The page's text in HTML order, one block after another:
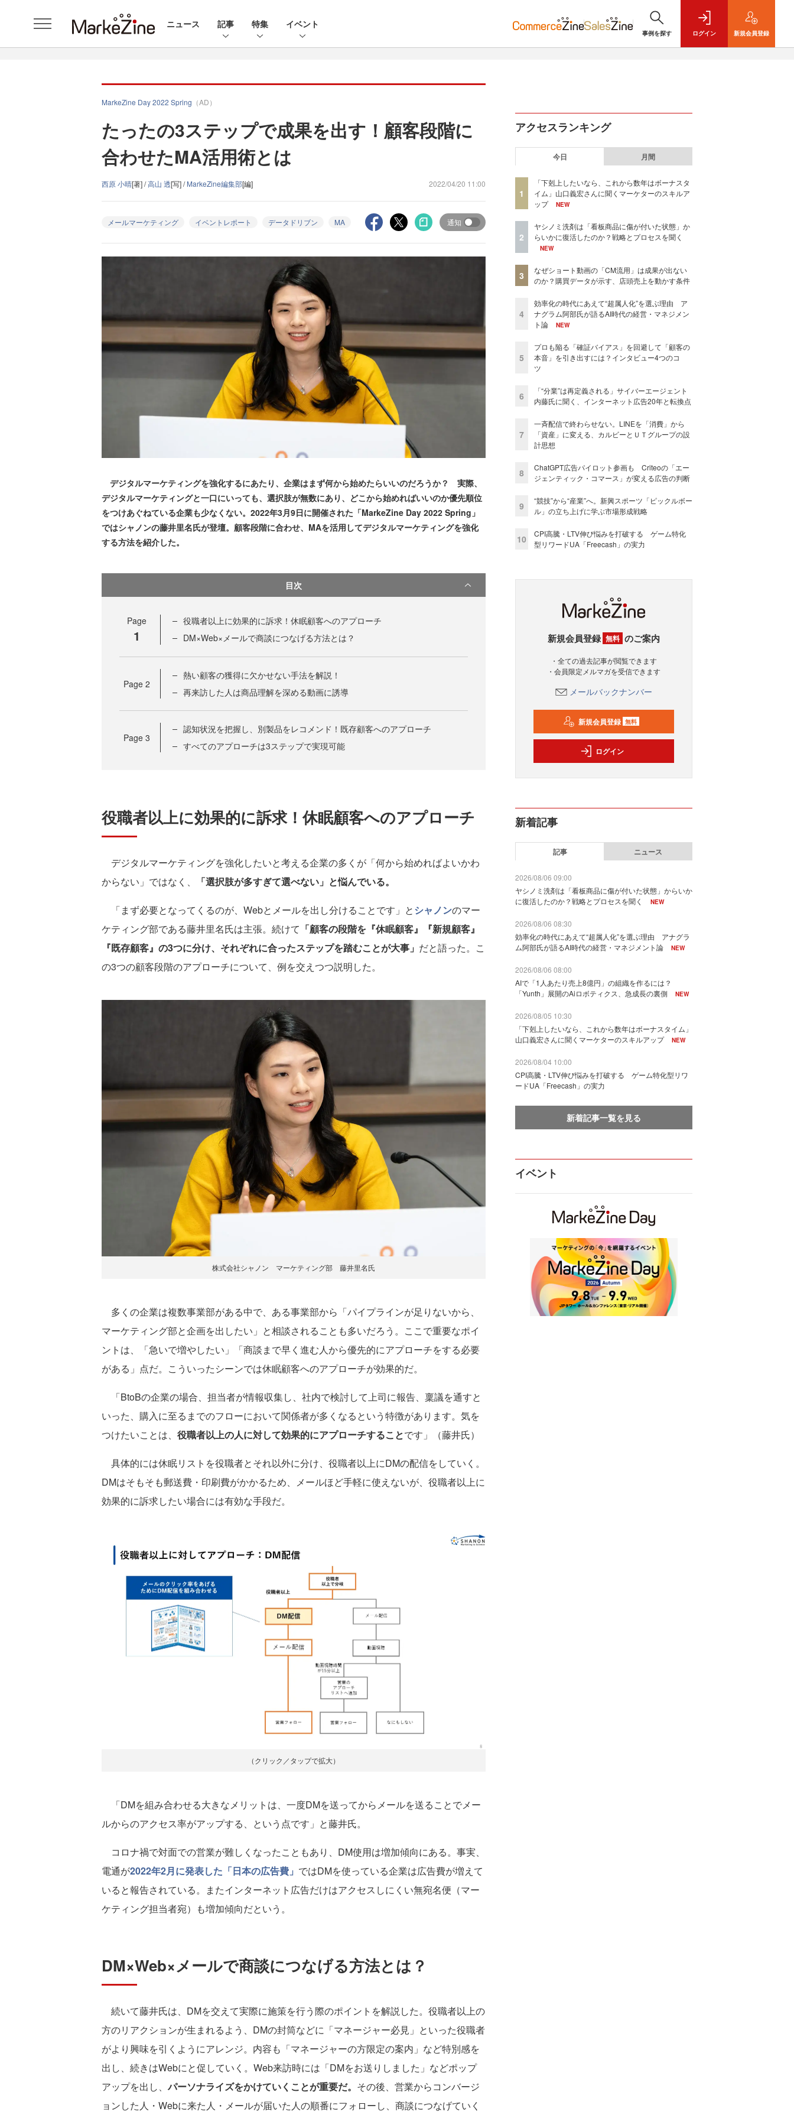
ニュース 記事 特集 イベント
事例を探す ログイン 新規会員登録
MarkeZine Day 2022 Spring （AD）
たったの3ステップで成果を出す！顧客段階に
合わせたMA活用術とは
西原 小晴[著] /高山 透[写] /MarkeZine編集部[編] 2022/04/20 11:00
メールマーケティング イベントレポート データドリブン MA 通知
デジタルマーケティングを強化するにあたり、企業はまず何から始めたらいいのだろうか？ 実際、
デジタルマーケティングと一口にいっても、選択肢が無数にあり、どこから始めればいいのか優先順位
をつけあぐねている企業も少なくない。2022年3月9日に開催された「MarkeZine Day 2022 Spring」
ではシャノンの藤井里名氏が登壇。顧客段階に合わせ、MAを活用してデジタルマーケティングを強化
する方法を紹介した。
目次
Page
1
役職者以上に効果的に訴求！休眠顧客へのアプローチ
DM×Web×メールで商談につなげる方法とは？
Page 2
熱い顧客の獲得に欠かせない手法を解説！
再来訪した人は商品理解を深める動画に誘導
Page 3
認知状況を把握し、別製品をレコメンド！既存顧客へのアプローチ
すべてのアプローチは3ステップで実現可能
役職者以上に効果的に訴求！休眠顧客へのアプローチ
デジタルマーケティングを強化したいと考える企業の多くが「何から始めればよいかわ
からない」ではなく、
「選択肢が多すぎて選べない」と悩んでいる。
「まず必要となってくるのが、Webとメールを出し分けることです」とシャノンのマー
ケティング部である藤井里名氏は主張。続けて 「顧客の段階を『休眠顧客』『新規顧客』
『既存顧客』の3つに分け、それぞれに合ったステップを踏むことが大事」 だと語った。こ
の3つの顧客段階のアプローチについて、例を交えつつ説明した。
株式会社シャノン マーケティング部 藤井里名氏
多くの企業は複数事業部がある中で、ある事業部から「パイプラインが足りないから、
マーケティング部と企画を出したい」と相談されることも多いだろう。ここで重要なポイ
ントは、「急いで増やしたい」「商談まで早く進む人から優先的にアプローチをする必要
がある」点だ。こういったシーンでは休眠顧客へのアプローチが効果的だ。
「BtoBの企業の場合、担当者が情報収集し、社内で検討して上司に報告、稟議を通すと
いった、購入に至るまでのフローにおいて関係者が多くなるという特徴があります。気を
つけたいことは、 役職者以上の人に対して効果的にアプローチすることです」（藤井氏）
具体的には休眠リストを役職者とそれ以外に分け、役職者以上にDMの配信をしていく。
DMはそもそも郵送費・印刷費がかかるため、メールほど手軽に使えないが、役職者以上に
効果的に訴求したい場合には有効な手段だ。
（クリック／タップで拡大）
「DMを組み合わせる大きなメリットは、一度DMを送ってからメールを送ることでメー
ルからのアクセス率がアップする、という点です」と藤井氏。
コロナ禍で対面での営業が難しくなったこともあり、DM使用は増加傾向にある。事実、
電通が2022年2月に発表した「日本の広告費」 ではDMを使っている企業は広告費が増えて
いると報告されている。またインターネット広告だけはアクセスしにくい無宛名便（マー
ケティング担当者宛）も増加傾向だという。
DM×Web×メールで商談につなげる方法とは？
続いて藤井氏は、DMを交えて実際に施策を行う際のポイントを解説した。役職者以上の
方のリアクションが生まれるよう、DMの封筒などに「マネージャー必見」といった役職者
がより興味を引くようにアレンジ。内容も「マネージャーの方限定の案内」など特別感を
出し、続きはWebにと促していく。Web来訪時には「DMをお送りしました」などポップ
アップを出し、パーソナライズをかけていくことが重要だ。 その後、営業からコンバージ
ョンした人・Webに来た人・メールが届いた人の順番にフォローし、商談につなげていく
アクセスランキング
今日 月間
1
「下剋上したいなら、これから数年はボーナスタ
イム」山口義宏さんに聞くマーケターのスキルア
ップ
NEW
2
ヤシノミ洗剤は「看板商品に傷が付いた状態」か
らいかに復活したのか？戦略とプロセスを聞く
NEW
3
なぜショート動画の「CM流用」は成果が出ない
のか？購買データが示す、店頭売上を動かす条件
4
効率化の時代にあえて“超属人化”を選ぶ理由 ア
ナグラム阿部氏が語るAI時代の経営・マネジメン
ト論
NEW
5
プロも陥る「確証バイアス」を回避して「顧客の
本音」を引き出すには？インタビュー4つのコ
ツ
6
「“分業”は再定義される」サイバーエージェント
内藤氏に聞く、インターネット広告20年と転換点
7
一斉配信で終わらせない。LINEを「消費」から
「資産」に変える、カルビーとＵＴグループの設
計思想
8
ChatGPT広告パイロット参画も Criteoの「エー
ジェンティック・コマース」が変える広告の判断
9
“競技”から“産業”へ。新興スポーツ「ピックルボー
ル」の立ち上げに学ぶ市場形成戦略
10
CPI高騰・LTV伸び悩みを打破する ゲーム特化
型リワードUA「Freecash」の実力
新規会員登録 無料 のご案内
・全ての過去記事が閲覧できます
・会員限定メルマガを受信できます
メールバックナンバー
新規会員登録 無料
ログイン
新着記事
記事 ニュース
2026/08/06 09:00
ヤシノミ洗剤は「看板商品に傷が付いた状態」からいか
に復活したのか？戦略とプロセスを聞く
NEW
2026/08/06 08:30
効率化の時代にあえて“超属人化”を選ぶ理由 アナグラ
ム阿部氏が語るAI時代の経営・マネジメント論
NEW
2026/08/06 08:00
AIで「1人あたり売上8億円」の組織を作るには？
「Yunth」展開のAiロボティクス、急成長の裏側
NEW
2026/08/05 10:30
「下剋上したいなら、これから数年はボーナスタイム」
山口義宏さんに聞くマーケターのスキルアップ
NEW
2026/08/04 10:00
CPI高騰・LTV伸び悩みを打破する ゲーム特化型リワ
ードUA「Freecash」の実力
新着記事一覧を見る
イベント